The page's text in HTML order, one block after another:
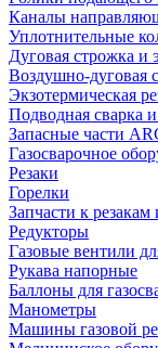
Каналы
Уплотнительные
Дуговая строжка и
Воздушно-дуговая
Экзотермическая
Подводная сварка и
Запасные части
Газосварочное
Резаки
Горелки
Запчасти к резакам
Редукторы
Газовые вентили
Рукава напорные
Баллоны для
Манометры
Машины газовой